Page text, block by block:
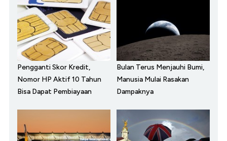
Pengganti Skor Kredit,
Nomor HP Aktif 10 Tahun
Bisa Dapat Pembiayaan
Bulan Terus Menjauhi Bumi,
Manusia Mulai Rasakan
Dampaknya